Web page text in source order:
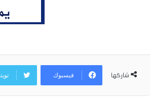
شاركها فيسبوك